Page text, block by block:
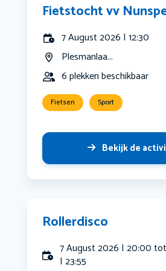
Fietstocht vv
7 August 2026 | 12:30
Plesmanlaa...
6 plekken beschikbaar
Fietsen Sport
Bekijk de
Rollerdisco
7 August 2026 | 20:00
| 23:55